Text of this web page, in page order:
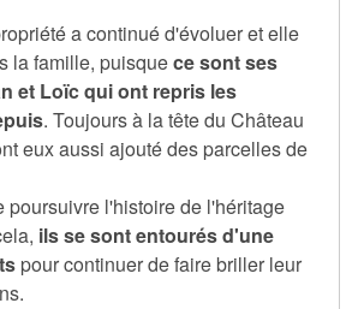
a continué d'évoluer et elle
la famille, puisquece sont ses
et Loïc qui ont repris les
. Toujours à la tête du Château
eux aussi ajouté des parcelles de
l'histoire de l'héritage
ils se sont entourés d'une
pour continuer de faire briller leur